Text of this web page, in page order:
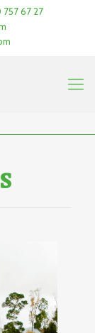
757 67 27